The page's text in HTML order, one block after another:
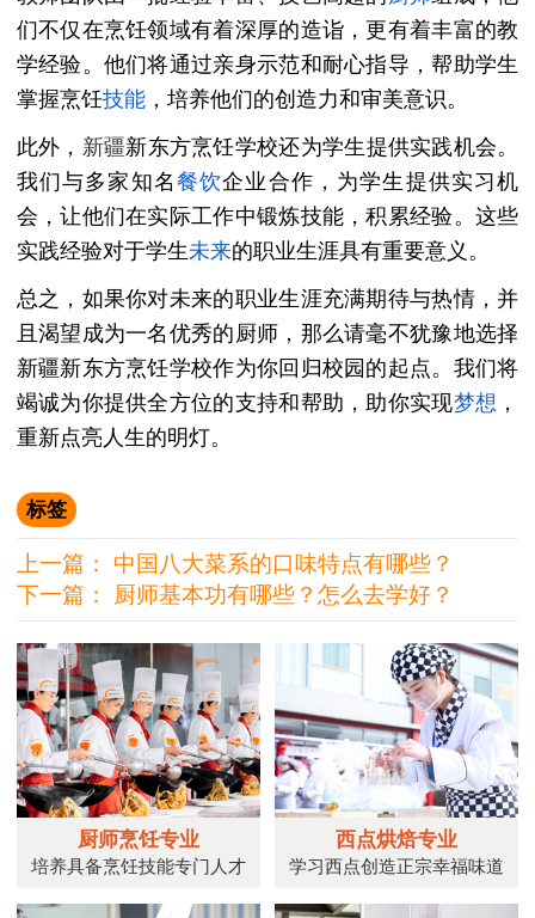
们不仅在烹饪领域有着深厚的造诣，更有着丰富的教
学经验。他们将通过亲身示范和耐心指导，帮助学生
掌握烹饪技能，培养他们的创造力和审美意识。
此外， 新疆新东方烹饪学校还为学生提供实践机会。
我们与多家知名餐饮企业合作，为学生提供实习机
会，让他们在实际工作中锻炼技能，积累经验。这些
实践经验对于学生未来的职业生涯具有重要意义。
总之，如果你对未来的职业生涯充满期待与热情，并
且渴望成为一名优秀的厨师，那么请毫不犹豫地选择
新疆新东方烹饪学校作为你回归校园的起点。我们将
竭诚为你提供全方位的支持和帮助，助你实现梦想 ，
重新点亮人生的明灯。
标签
上一篇： 中国八大菜系的口味特点有哪些？
下一篇：
厨师基本功有哪些？怎么去学好？
厨师烹饪专业
培养具备烹饪技能专门人才
西点烘焙专业
学习西点创造正宗幸福味道